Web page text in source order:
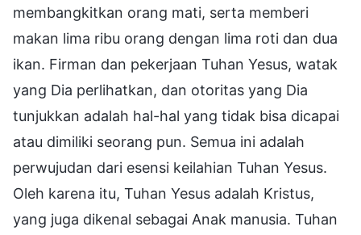
membangkitkan orang mati, serta memberi
makan lima ribu orang dengan lima roti dan dua
ikan. Firman dan pekerjaan Tuhan Yesus, watak
yang Dia perlihatkan, dan otoritas yang Dia
tunjukkan adalah hal-hal yang tidak bisa dicapai
atau dimiliki seorang pun. Semua ini adalah
perwujudan dari esensi keilahian Tuhan Yesus.
Oleh karena itu, Tuhan Yesus adalah Kristus,
yang juga dikenal sebagai Anak manusia. Tuhan